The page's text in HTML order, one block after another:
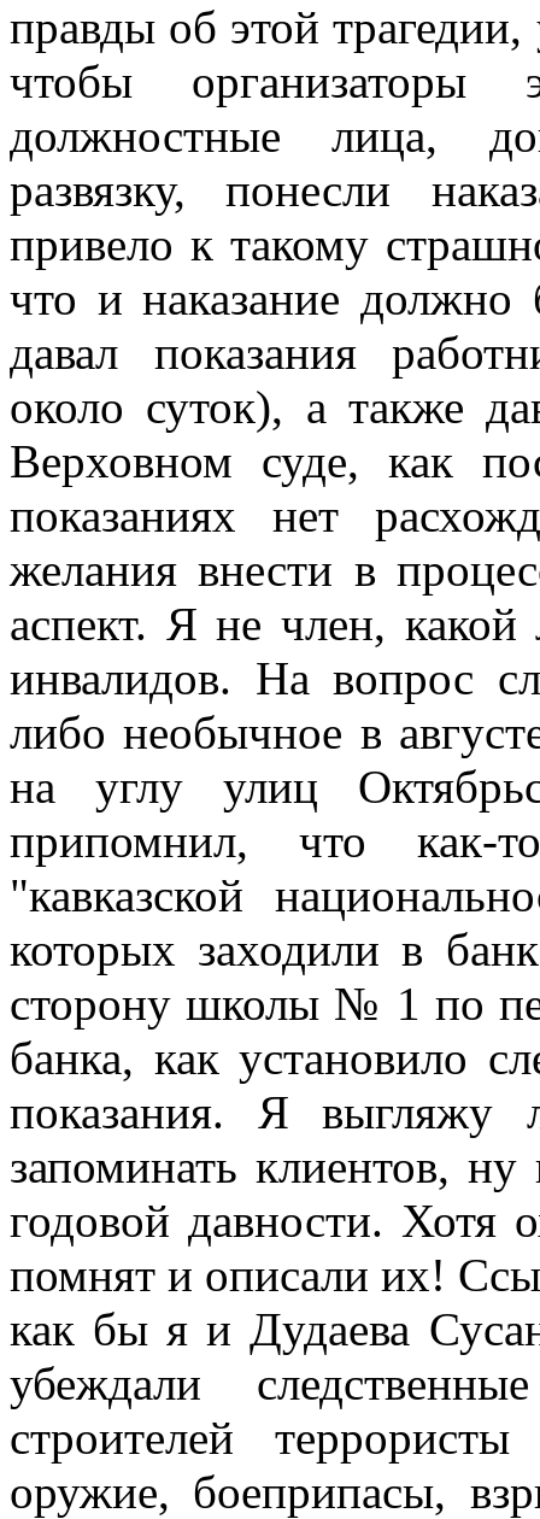
правды об этой
чтобы организаторы
должностные лица,
развязку, понесли
привело к такому
что и наказание
давал показания
около суток), а также
Верховном суде, как
показаниях нет
желания внести в
аспект. Я не член,
инвалидов. На вопрос
либо необычное в
на углу улиц
припомнил, что как-
"кавказской
которых заходили в
сторону школы № 1 по
банка, как установило
показания. Я
запоминать клиентов,
годовой давности.
помнят и описали их!
как бы я и Дудаева
убеждали
строителей
оружие, боеприпасы,